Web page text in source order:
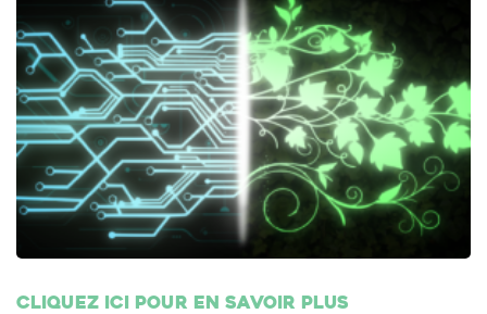
Cliquez ici pour en savoir plus